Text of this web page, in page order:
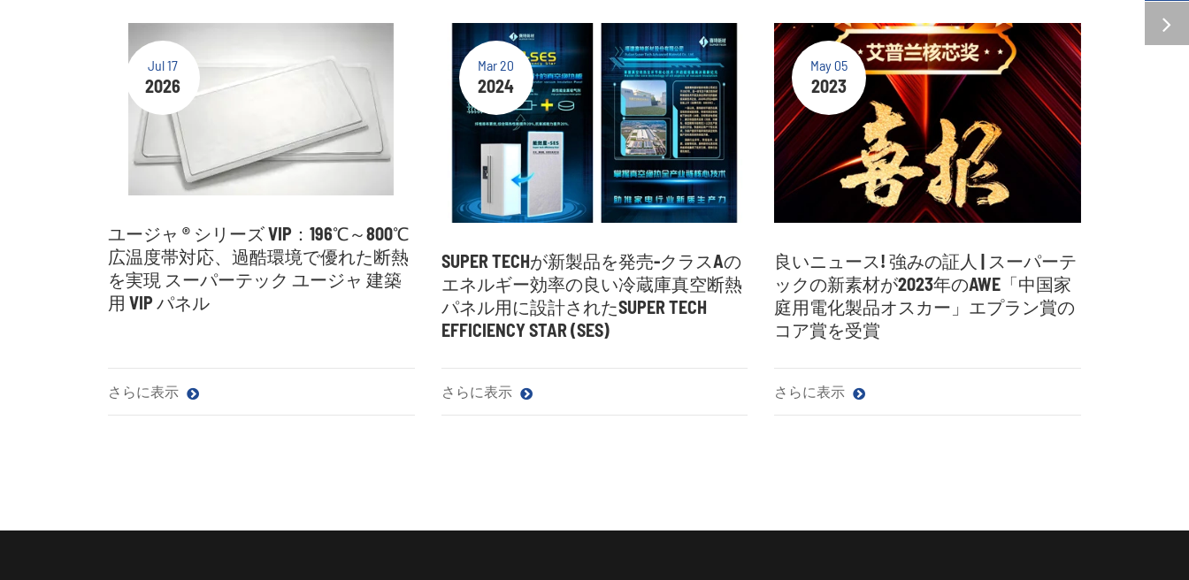
Jul 17
2026
ユージャ ® シリーズ VIP：196℃～800℃
広温度帯対応、過酷環境で優れた断熱
を実現 スーパーテック ユージャ 建築
用 VIP パネル
さらに表示
Mar 20
2024
SUPER TECHが新製品を発売-クラスAの
エネルギー効率の良い冷蔵庫真空断熱
パネル用に設計されたSUPER TECH
EFFICIENCY STAR (SES)
さらに表示
May 05
2023
良いニュース! 強みの証人 | スーパーテ
ックの新素材が2023年のAWE「中国家
庭用電化製品オスカー」エプラン賞の
コア賞を受賞
さらに表示